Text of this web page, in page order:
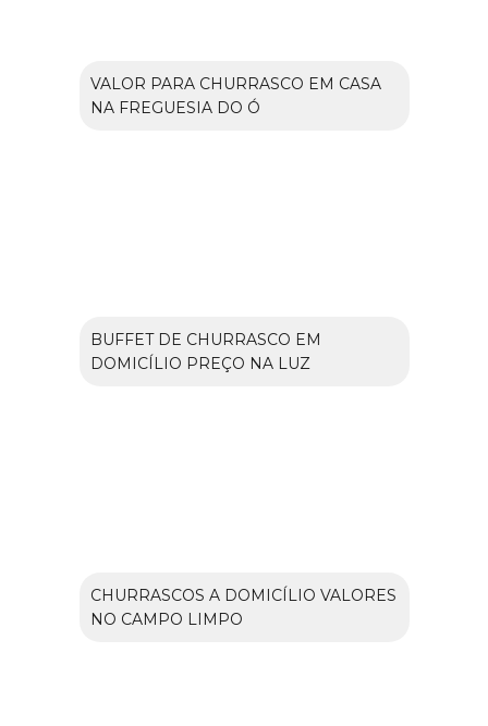
VALOR PARA CHURRASCO EM CASA
NA FREGUESIA DO Ó
BUFFET DE CHURRASCO EM
DOMICÍLIO PREÇO NA LUZ
CHURRASCOS A DOMICÍLIO VALORES
NO CAMPO LIMPO